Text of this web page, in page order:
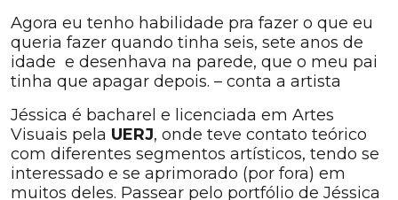
Agora eu tenho habilidade pra fazer o que eu
queria fazer quando tinha seis, sete anos de
idade e desenhava na parede, que o meu pai
tinha que apagar depois. – conta a artista
Jéssica é bacharel e licenciada em Artes
Visuais pela UERJ, onde teve contato teórico
com diferentes segmentos artísticos, tendo se
interessado e se aprimorado (por fora) em
muitos deles. Passear pelo portfólio de Jéssica